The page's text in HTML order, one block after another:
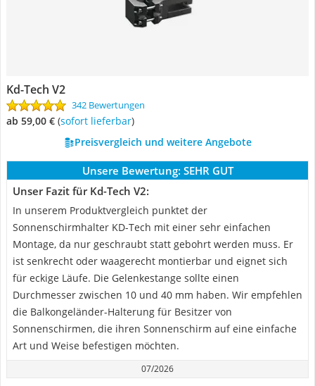
Kd-Tech V2
342 Bewertungen
ab 59,00 € ( Sofort lieferbar)
Preisvergleich und weitere Angebote
Unsere Bewertung: SEHR GUT
Unser Fazit für Kd-Tech V2:
In unserem Produktvergleich punktet der
Sonnenschirmhalter KD-Tech mit einer sehr einfachen
Montage, da nur geschraubt statt gebohrt werden muss. Er
ist senkrecht oder waagerecht montierbar und eignet sich
für eckige Läufe. Die Gelenkestange sollte einen
Durchmesser zwischen 10 und 40 mm haben. Wir empfehlen
die Balkongeländer-Halterung für Besitzer von
Sonnenschirmen, die ihren Sonnenschirm auf eine einfache
Art und Weise befestigen möchten.
07/2026